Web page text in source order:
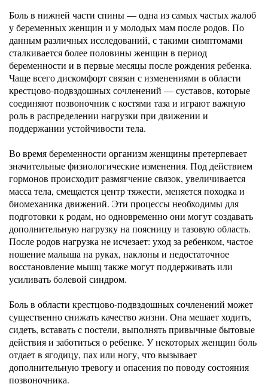
Боль в нижней части спины — одна из самых частых жалоб
у беременных женщин и у молодых мам после родов. По
данным различных исследований, с такими симптомами
сталкивается более половины женщин в период
беременности и в первые месяцы после рождения ребенка.
Чаще всего дискомфорт связан с изменениями в области
крестцово-подвздошных сочленений — суставов, которые
соединяют позвоночник с костями таза и играют важную
роль в распределении нагрузки при движении и
поддержании устойчивости тела.
Во время беременности организм женщины претерпевает
значительные физиологические изменения. Под действием
гормонов происходит размягчение связок, увеличивается
масса тела, смещается центр тяжести, меняется походка и
биомеханика движений. Эти процессы необходимы для
подготовки к родам, но одновременно они могут создавать
дополнительную нагрузку на поясницу и тазовую область.
После родов нагрузка не исчезает: уход за ребенком, частое
ношение малыша на руках, наклоны и недостаточное
восстановление мышц также могут поддерживать или
усиливать болевой синдром.
Боль в области крестцово-подвздошных сочленений может
существенно снижать качество жизни. Она мешает ходить,
сидеть, вставать с постели, выполнять привычные бытовые
действия и заботиться о ребенке. У некоторых женщин боль
отдает в ягодицу, пах или ногу, что вызывает
дополнительную тревогу и опасения по поводу состояния
позвоночника.